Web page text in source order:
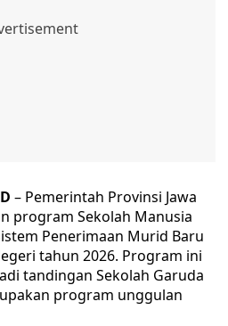
– Pemerintah Provinsi Jawa
program Sekolah Manusia
Penerimaan Murid Baru
tahun 2026. Program ini
tandingan Sekolah Garuda
program unggulan